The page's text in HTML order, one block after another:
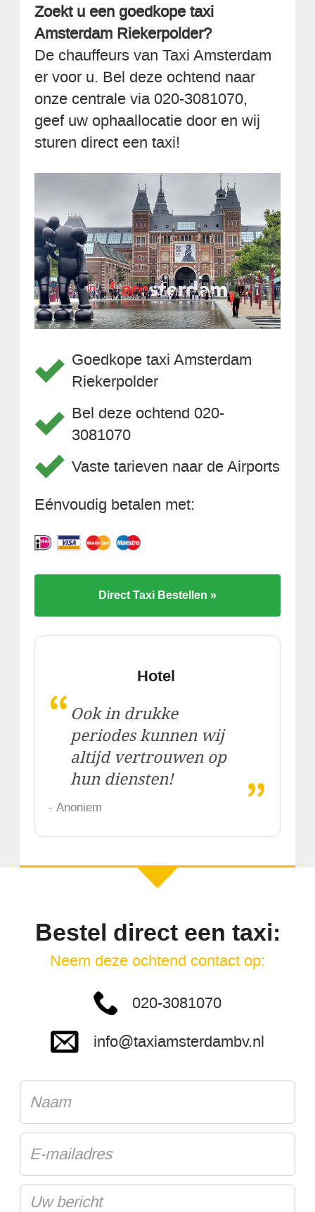
Zoekt u een goedkope taxi
Amsterdam Riekerpolder?
De chauffeurs van Taxi Amsterdam
er voor u. Bel deze ochtend naar
onze centrale via 020-3081070,
geef uw ophaallocatie door en wij
sturen direct een taxi!
Goedkope taxi Amsterdam
Riekerpolder
Bel deze ochtend 020-
3081070
Vaste tarieven naar de Airports
Eénvoudig betalen met:
Direct Taxi Bestellen »
Hotel
“ Ook in drukke
periodes kunnen wij
altijd vertrouwen op
hun diensten!
„
- Anoniem
Bestel direct een taxi:
Neem deze ochtend contact op:
020-3081070
info@taxiamsterdambv.nl